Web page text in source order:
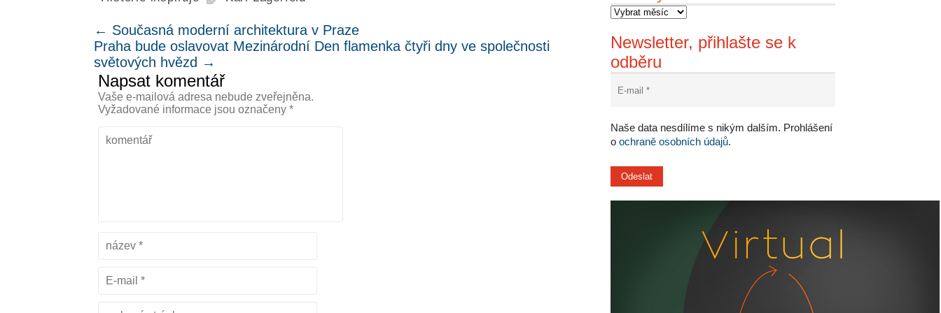
Newsletter, přihlašte se k
odběru
Naše data nesdílíme s nikým dalším. Prohlášení
o ochraně osobních údajů.
← Současná moderní architektura v Praze
Praha bude oslavovat Mezinárodní Den flamenka čtyři dny ve společnosti
světových hvězd →
Napsat komentář
Vaše e-mailová adresa nebude zveřejněna.
Vyžadované informace jsou označeny*